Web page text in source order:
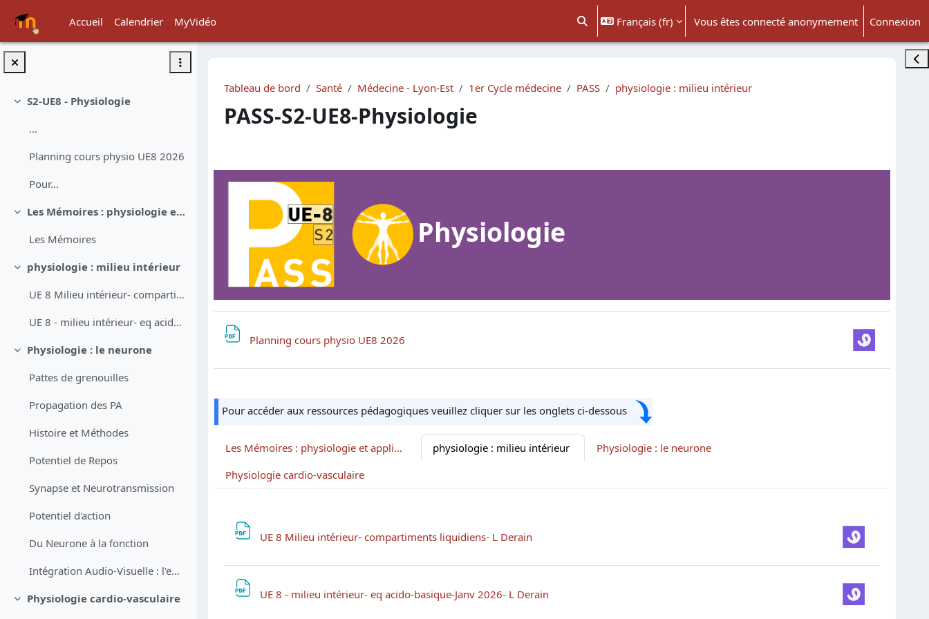
Accueil
Calendrier MyVidéo Activer/désactiver la saisie de recherche
Français ‎(fr)‎ Vous êtes connecté anonymement Connexion
Replier
S2-UE8 - Physiologie
...
Planning cours physio UE8 2026
Pour...
Replier
Les Mémoires : physiologie et applications
Les Mémoires
Replier
physiologie : milieu intérieur
UE 8 Milieu intérieur- compartiments liquidiens- L Derain
UE 8 - milieu intérieur- eq acido-basique-Janv 2026- L Derain
Replier
Physiologie : le neurone
Pattes de grenouilles
Propagation des PA
Histoire et Méthodes
Potentiel de Repos
Synapse et Neurotransmission
Potentiel d'action
Du Neurone à la fonction
Intégration Audio-Visuelle : l'effet McGurk
Replier
Physiologie cardio-vasculaire
Tableau de bord Santé Médecine - Lyon-Est 1er Cycle médecine PASS physiologie : milieu intérieur
PASS-S2-UE8-Physiologie
Physiologie
Planning cours physio UE8 2026
Pour accéder aux ressources pédagogiques veuillez cliquer sur les onglets ci-dessous
Les Mémoires : physiologie et applications physiologie : milieu intérieur
Physiologie : le neurone
Physiologie cardio-vasculaire
UE 8 Milieu intérieur- compartiments liquidiens- L Derain
UE 8 - milieu intérieur- eq acido-basique-Janv 2026- L Derain